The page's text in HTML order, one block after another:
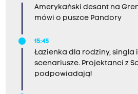
Amerykański desant na
mówi o puszce Pandory
15:45
Łazienka dla rodziny, singla
scenariusze. Projektanci z
podpowiadają!